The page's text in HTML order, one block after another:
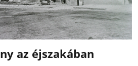
az éjszakában